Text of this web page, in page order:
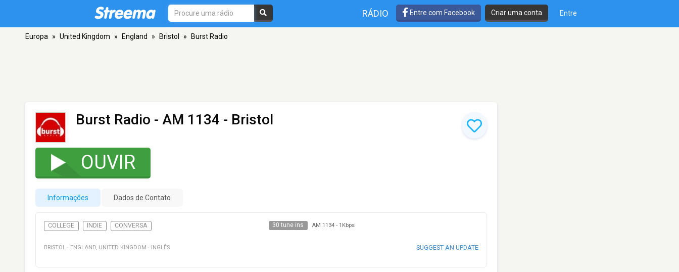
RÁDIO Entre com Facebook Criar uma conta Entre
Europa » United Kingdom » England » Bristol » Burst Radio
Burst Radio - AM 1134 - Bristol
OUVIR
Informações Dados de Contato
COLLEGE INDIE CONVERSA 30 tune ins AM 1134- 1Kbps
BRISTOL · ENGLAND, UNITED KINGDOM · INGLÊS SUGGEST AN UPDATE